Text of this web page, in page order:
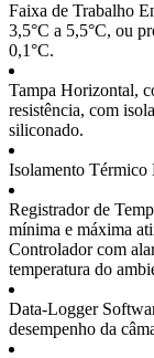
Faixa de Trabalho
3,5°C a 5,5°C, ou
0,1°C.
Tampa Horizontal,
resistência, com
siliconado.
Isolamento Térmico
Registrador de
mínima e máxima
Controlador com
temperatura do
Data-Logger
desempenho da